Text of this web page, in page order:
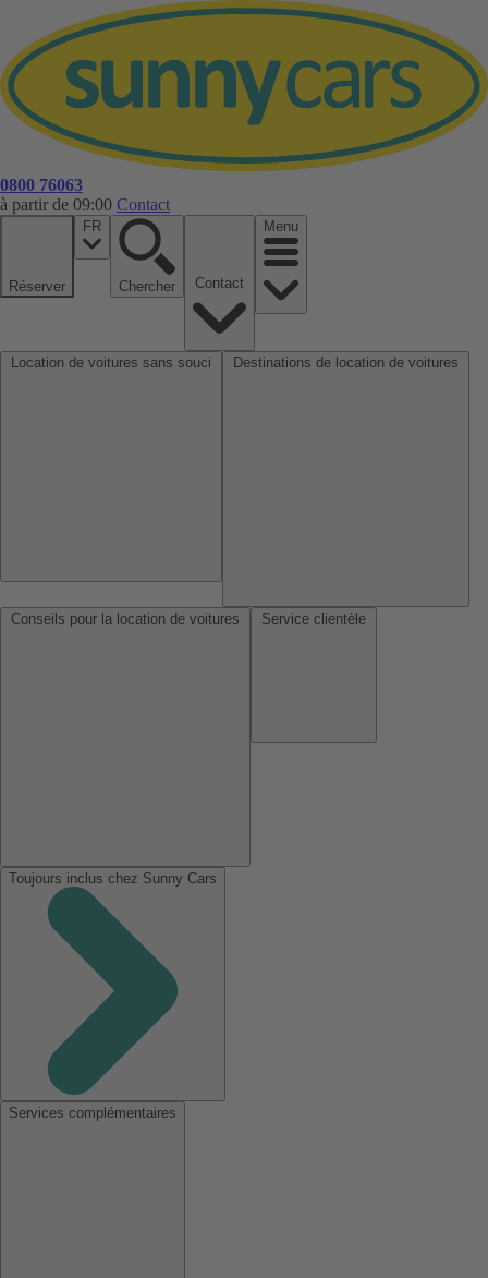
0800 76063
à partir de 09:00 Contact
Réserver
FR
Chercher
Menu
Toujours inclus chez Sunny Cars
Services complémentaires